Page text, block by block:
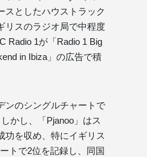
スとしたハウストラック
リスのラジオ局で中程度
Radio 1が「Radio 1 Big
in Ibiza」の広告で積
ンのシングルチャートで
かし、「Pjanoo」はス
功を収め、特にイギリス
トで2位を記録し、同国